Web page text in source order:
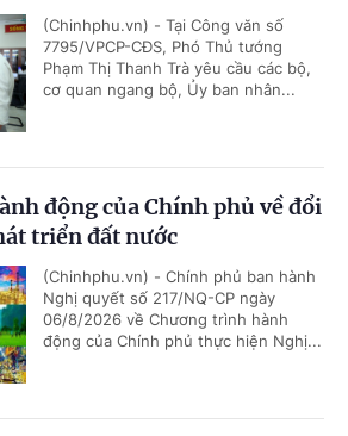
(Chinhphu.vn) - Tại Công văn số
7795/VPCP-CĐS, Phó Thủ tướng
Phạm Thị Thanh Trà yêu cầu các bộ,
cơ quan ngang bộ, Ủy ban nhân...
động của Chính phủ về đổi
triển đất nước
(Chinhphu.vn) - Chính phủ ban hành
Nghị quyết số 217/NQ-CP ngày
06/8/2026 về Chương trình hành
động của Chính phủ thực hiện Nghị...